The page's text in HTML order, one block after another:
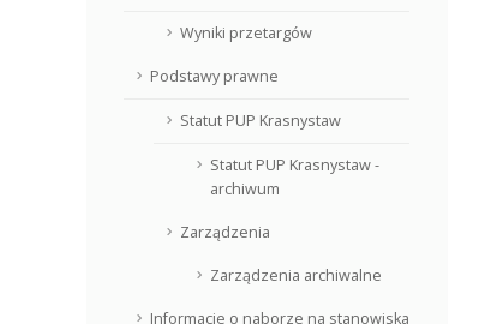
Wyniki przetargów
Podstawy prawne
Statut PUP Krasnystaw
Statut PUP Krasnystaw -
archiwum
Zarządzenia
Zarządzenia archiwalne
Informacje o naborze na stanowiska